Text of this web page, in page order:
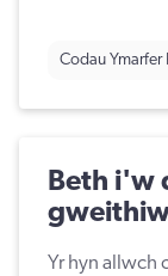
Codau Ymarfer
Beth i'w
Yr hyn allwch